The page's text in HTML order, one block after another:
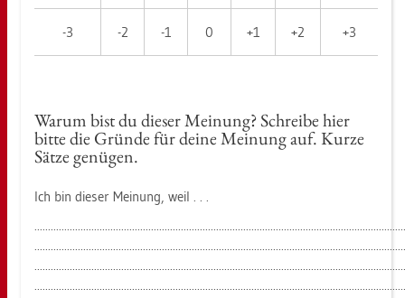
-3 -2 -1 0 +1 +2 +3
Warum bist du die­ser Mei­nung? Schrei­be hier
bitte die Grün­de für deine Mei­nung auf. Kurze
Sätze ge­nü­gen.
Ich bin die­ser Mei­nung, weil . . .